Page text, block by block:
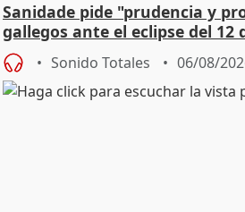
Sanidade pide "prudencia y
gallegos ante el eclipse del 12
Sonido Totales 06/08/